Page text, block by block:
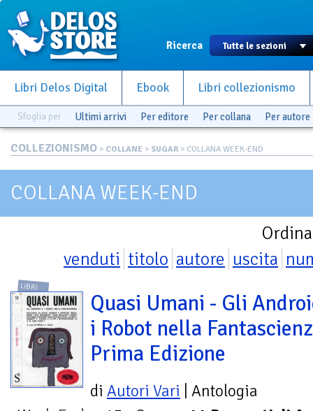
Ricerca
Libri Delos Digital Ebook Libri collezionismo
Sfoglia per Ultimi arrivi Per editore Per collana Per autore
COLLEZIONISMO > COLLANE > SUGAR > COLLANA WEEK-END
COLLANA WEEK-END
venduti titolo autore uscita
LIBRI
Quasi Umani - Gli
i Robot nella
Prima Edizione
di Autori Vari | Antologia